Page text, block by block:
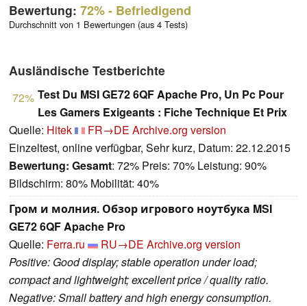
Bewertung: 72%- Befriedigend
Durchschnitt von 1 Bewertungen (aus 4 Tests)
Ausländische Testberichte
72% Test Du MSI GE72 6QF Apache Pro, Un Pc Pour
Les Gamers Exigeants : Fiche Technique Et Prix
Quelle: Hitek FR→DE Archive.org version
Einzeltest, online verfügbar, Sehr kurz, Datum: 22.12.2015
Bewertung: Gesamt: 72% Preis: 70% Leistung: 90%
Bildschirm: 80% Mobilität: 40%
Гром и молния. Обзор игрового ноутбука MSI
GE72 6QF Apache Pro
Quelle: Ferra.ru RU→DE Archive.org version
Positive: Good display; stable operation under load;
compact and lightweight; excellent price / quality ratio.
Negative: Small battery and high energy consumption.